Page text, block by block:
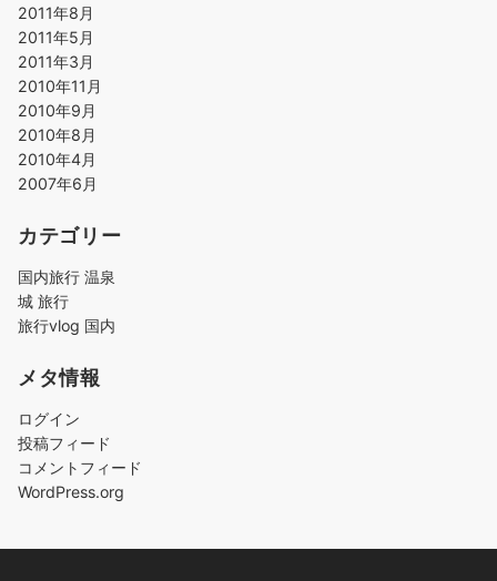
2011年8月
2011年5月
2011年3月
2010年11月
2010年9月
2010年8月
2010年4月
2007年6月
カテゴリー
国内旅行 温泉
城 旅行
旅行vlog 国内
メタ情報
ログイン
投稿フィード
コメントフィード
WordPress.org